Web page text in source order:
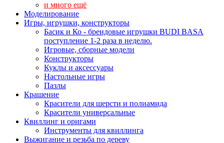
и много ещё
Моделирование
Игры, игрушки, конструкторы
Басик и Ко - брендовые игрушки BUDI BASA
поступление 1-2 раза в неделю.
Игровые, сборные модели
Конструкторы
Куклы и аксессуары
Настольные игры
Пазлы
Крашение
Красители для шерсти и полиамида
Красители универсальные
Квиллинг и оригами
Инструменты для квиллинга
Выжигание и резьба по дереву